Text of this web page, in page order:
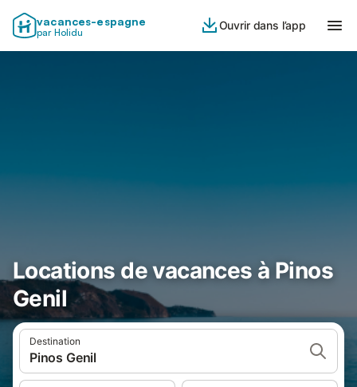
vacances-espagne
par Holidu
Ouvrir dans l’app
Locations de vacances à Pinos
Genil
Destination
Pinos Genil